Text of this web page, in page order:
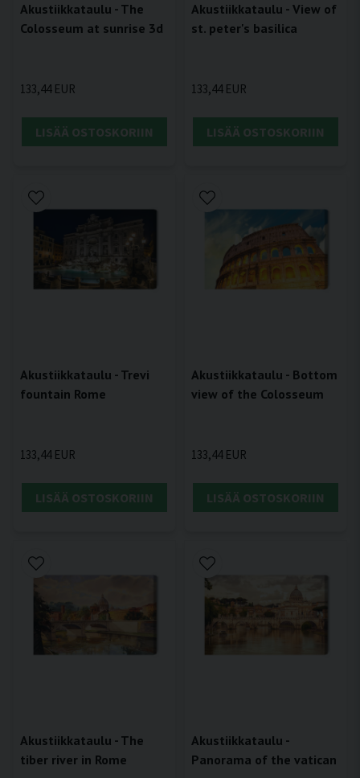
Akustiikkataulu - The
Colosseum at sunrise 3d
133,44 EUR
LISÄÄ OSTOSKORIIN
Akustiikkataulu - View of
st. peter's basilica
133,44 EUR
LISÄÄ OSTOSKORIIN
Akustiikkataulu - Trevi
fountain Rome
133,44 EUR
LISÄÄ OSTOSKORIIN
Akustiikkataulu - Bottom
view of the Colosseum
133,44 EUR
LISÄÄ OSTOSKORIIN
Akustiikkataulu - The
tiber river in Rome
Akustiikkataulu -
Panorama of the vatican